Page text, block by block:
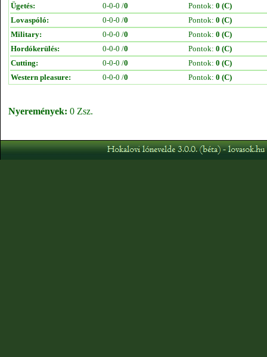
Ügetés:
0-0-0 /0 Pontok: 0 (C)
Lovaspóló:
0-0-0 /0 Pontok: 0 (C)
Military:
0-0-0 /0 Pontok: 0 (C)
Hordókerülés:
0-0-0 /0 Pontok: 0 (C)
Cutting:
0-0-0 /0 Pontok: 0 (C)
Western pleasure:
0-0-0 /0 Pontok: 0 (C)
Nyeremények: 0 Zsz.